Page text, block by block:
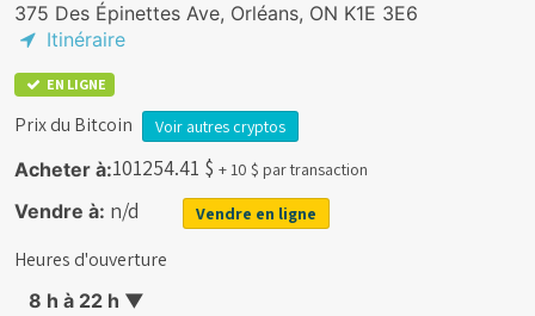
375 Des Épinettes Ave, Orléans, ON K1E 3E6
Itinéraire
EN LIGNE
Prix du Bitcoin Voir autres cryptos
Acheter à:101254.41 $ + 10 $ par transaction
Vendre à: n/d Vendre en ligne
Heures d'ouverture
8 h à 22 h ▼